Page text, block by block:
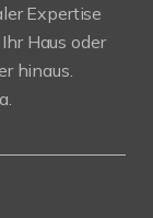
Expertise
Haus oder
hinaus.